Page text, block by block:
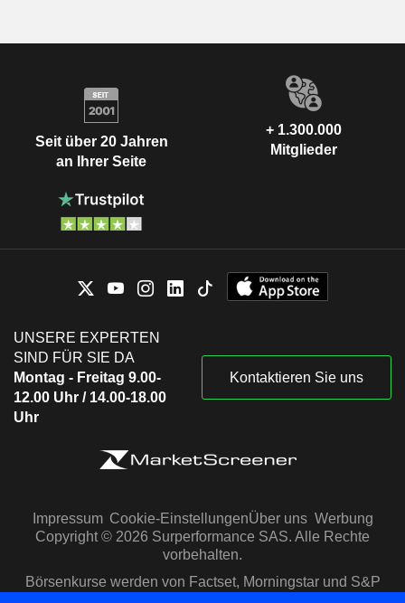
Seit über 20 Jahren
an Ihrer Seite
+ 1.300.000
Mitglieder
UNSERE EXPERTEN
SIND FÜR SIE DA
Montag - Freitag 9.00-
12.00 Uhr / 14.00-18.00
Uhr
Kontaktieren Sie uns
Impressum Cookie-EinstellungenÜber uns Werbung
Copyright © 2026 Surperformance SAS. Alle Rechte
vorbehalten.
Börsenkurse werden von Factset, Morningstar und S&P